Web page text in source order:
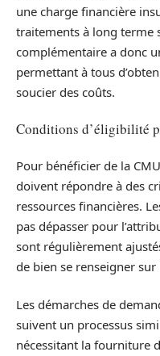
une charge financière
traitements à long terme
complémentaire a donc
permettant à tous
soucier des coûts.
Conditions d’éligibilité
Pour bénéficier de la
doivent répondre à des
ressources financières.
pas dépasser pour
sont régulièrement
de bien se renseigner
Les démarches de
suivent un processus
nécessitant la fourniture